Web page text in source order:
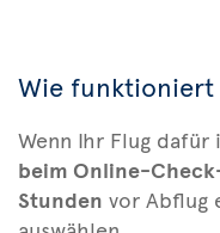
Wie funktioniert
Wenn Ihr Flug dafür
beim Online-
Stunden vor Abflug